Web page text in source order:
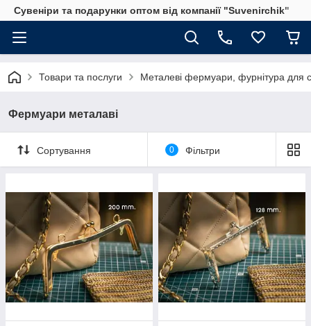
Сувеніри та подарунки оптом від компанії "Suvenirchik"
Товари та послуги Металеві фермуари, фурнітура для
Фермуари металаві
Сортування 0 Фільтри